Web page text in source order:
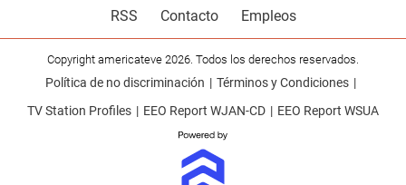
RSS
Contacto Empleos
Copyright americateve 2026. Todos los derechos reservados.
Política de no discriminación
Términos y Condiciones
TV Station Profiles
EEO Report WJAN-CD EEO Report WSUA